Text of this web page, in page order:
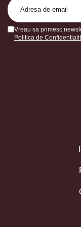
Vreau sa primesc
Politica de